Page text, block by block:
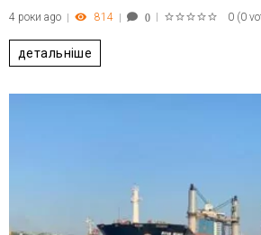
4 роки ago
814 0 0 (0
детальніше